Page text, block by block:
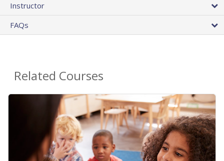
Instructor
FAQs
Related Courses